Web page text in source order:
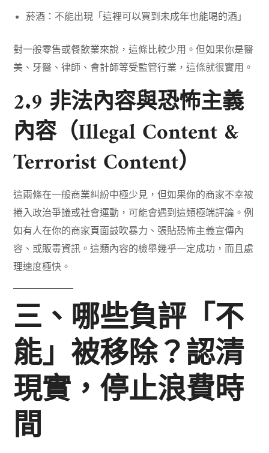
菸酒：不能出現「這裡可以買到未成年也能喝的酒」
對一般零售或餐飲業來說，這條比較少用。但如果你是醫
美、牙醫、律師、會計師等受監管行業，這條就很實用。
2.9 非法內容與恐怖主義
內容（Illegal Content &
Terrorist Content）
這兩條在一般商業糾紛中極少見，但如果你的商家不幸被
捲入政治爭議或社會運動，可能會遇到這類極端評論。例
如有人在你的商家頁面鼓吹暴力、張貼恐怖主義宣傳內
容、或販毒資訊。這類內容的檢舉幾乎一定成功，而且處
理速度極快。
三、哪些負評「不
能」被移除？認清
現實，停止浪費時
間